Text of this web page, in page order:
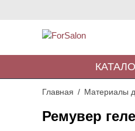
Главная Материалы
Ремувер